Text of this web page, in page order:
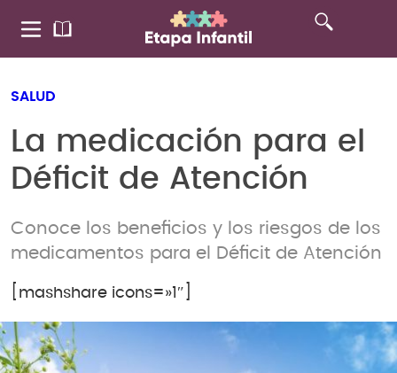
SALUD
La medicación para el
Déficit de Atención
Conoce los beneficios y los riesgos de los
medicamentos para el Déficit de Atención
[mashshare icons=»1″]